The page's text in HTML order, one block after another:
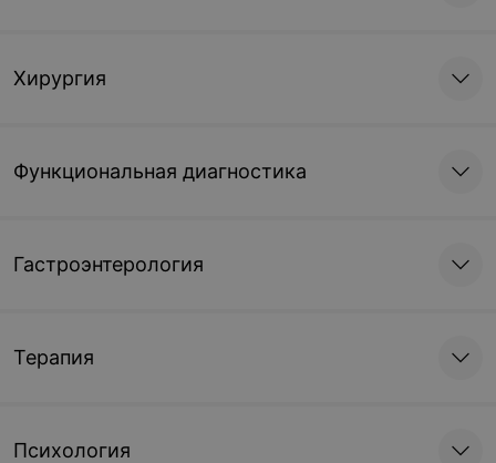
Хирургия
Функциональная диагностика
Гастроэнтерология
Терапия
Психология